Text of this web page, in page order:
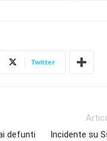
Twitter
defunti
Incidente su